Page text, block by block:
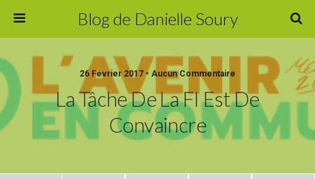
Blog de Danielle Soury
26 Février 2017 • Aucun Commentaire
La Tâche De La FI Est De
Convaincre